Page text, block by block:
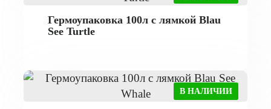
Гермоупаковка 100л с лямкой Blau
See Turtle
В НАЛИЧИИ